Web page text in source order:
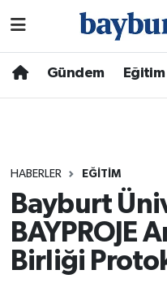
Gündem Eğitim
HABERLER EĞITIM
Bayburt
BAYPROJE
Birliği
Hava Durumu
Trafik Durumu
Süper Lig Puan
Tüm Manşetler